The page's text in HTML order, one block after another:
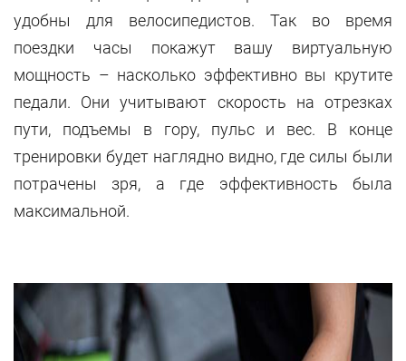
удобны для велосипедистов. Так во время
поездки часы покажут вашу виртуальную
мощность – насколько эффективно вы крутите
педали. Они учитывают скорость на отрезках
пути, подъемы в гору, пульс и вес. В конце
тренировки будет наглядно видно, где силы были
потрачены зря, а где эффективность была
максимальной.